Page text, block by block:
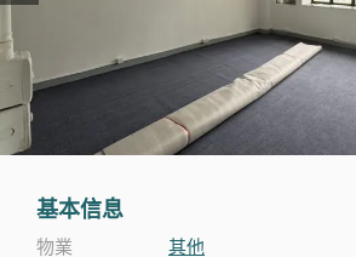
基本信息
物業 其他